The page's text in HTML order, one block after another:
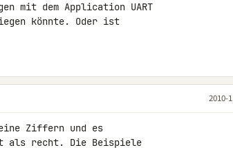
mit dem Application UART
könnte. Oder ist
2010-
Ziffern und es
als recht. Die Beispiele